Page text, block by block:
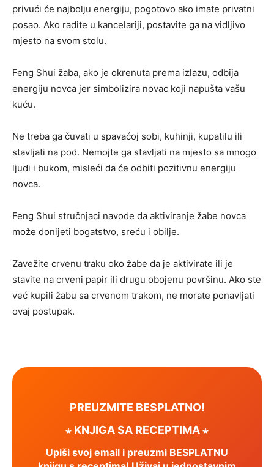
privući će najbolju energiju, pogotovo ako imate privatni
posao. Ako radite u kancelariji, postavite ga na vidljivo
mjesto na svom stolu.
Feng Shui žaba, ako je okrenuta prema izlazu, odbija
energiju novca jer simbolizira novac koji napušta vašu
kuću.
Ne treba ga čuvati u spavaćoj sobi, kuhinji, kupatilu ili
stavljati na pod. Nemojte ga stavljati na mjesto sa mnogo
ljudi i bukom, misleći da će odbiti pozitivnu energiju
novca.
Feng Shui stručnjaci navode da aktiviranje žabe novca
može donijeti bogatstvo, sreću i obilje.
Zavežite crvenu traku oko žabe da je aktivirate ili je
stavite na crveni papir ili drugu obojenu površinu. Ako ste
već kupili žabu sa crvenom trakom, ne morate ponavljati
ovaj postupak.
PREUZMITE BESPLATNO!
⋆ KNJIGA SA RECEPTIMA ⋆
Upiši svoj email i preuzmi BESPLATNU